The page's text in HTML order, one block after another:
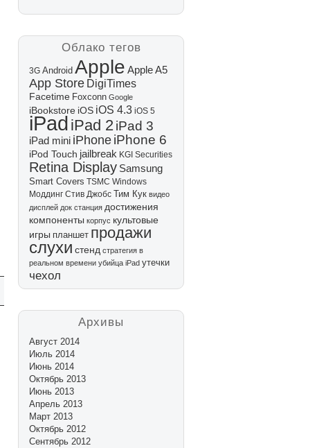
Облако тегов
3G Android Apple Apple A5
App Store DigiTimes
Facetime Foxconn Google
iBookstore iOS iOS 4.3 iOS 5
iPad iPad 2iPad 3
iPad mini iPhone iPhone 6
iPod Touch jailbreak KGI Securities
Retina Display Samsung
Smart Covers TSMC Windows
Моддинг Стив Джобс Тим Кук видео
дисплей док станция достижения
компоненты корпус культовые
игры планшет продажи
слухи стенд стратегия в
реальном времени убийца iPad утечки
чехол
Архивы
Август 2014
Июль 2014
Июнь 2014
Октябрь 2013
Июнь 2013
Апрель 2013
Март 2013
Октябрь 2012
Сентябрь 2012